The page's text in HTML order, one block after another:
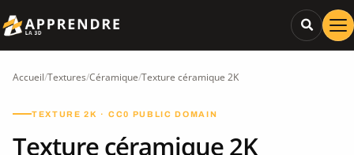
Accueil/Textures/Céramique/Texture céramique 2K
TEXTURE 2K · CC0 PUBLIC DOMAIN
Texture céramique 2K